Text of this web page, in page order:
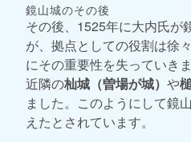
鏡山城のその後
その後、1525年に大内氏が
が、拠点としての役割は徐
にその重要性を失っていき
近隣の杣城（曽場が城） や
ました。このようにして鏡
えたとされています。